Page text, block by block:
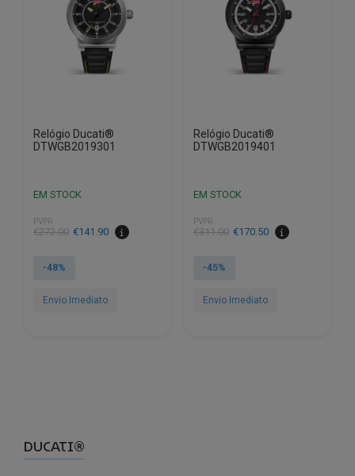
Relógio Ducati®
DTWGB2019301
EM STOCK
PVPR
€272.00
O
original
€272.00.
€141.90
O
atual
€141.90.
-48%
Envio Imediato
Relógio Ducati®
DTWGB2019401
EM STOCK
PVPR
€311.00
O
original
€311.00.
€170.50
O
atual
€170.50.
-45%
Envio Imediato
DUCATI®